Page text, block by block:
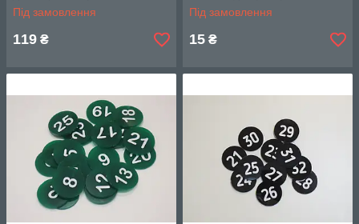
Під замовлення
119 ₴
Під замовлення
15 ₴